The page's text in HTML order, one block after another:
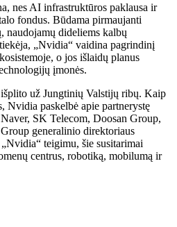
nes AI infrastruktūros paklausa ir
fondus. Būdama pirmaujanti
naudojamų dideliems kalbų
„Nvidia“ vaidina pagrindinį
o jos išlaidų planus
įmonės.
išplito už Jungtinių Valstijų ribų. Kaip
Nvidia paskelbė apie partnerystę
SK Telecom, Doosan Group,
generalinio direktoriaus
teigimu, šie susitarimai
centrus, robotiką, mobilumą ir